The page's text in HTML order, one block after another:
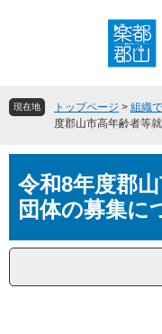
頭
飛現在地 トップページ > 組織
度郡山市高年齢者等
文令和8年度郡
団体の募集に